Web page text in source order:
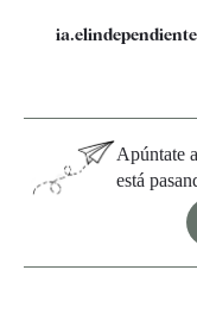
Apúntate
está